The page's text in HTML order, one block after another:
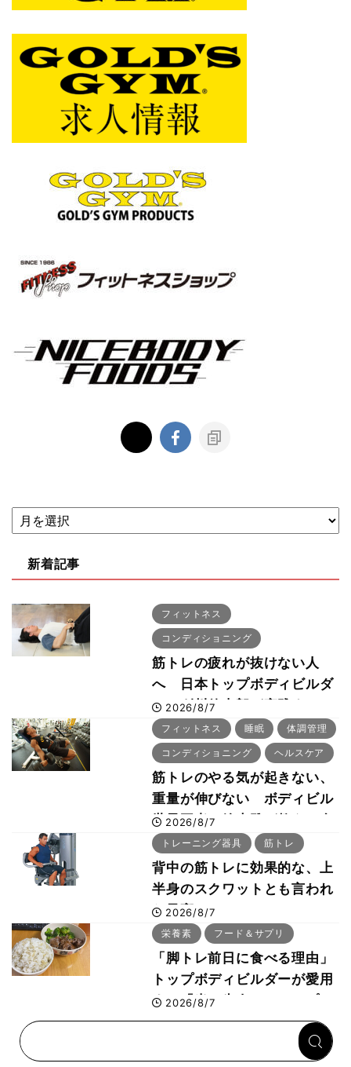
新着記事
フィットネス
コンディショニング
筋トレの疲れが抜けない人
へ 日本トップボディビルダ
ー・刈川啓志郎が実践する
「回復習慣」
2026/8/7
フィットネス 睡眠 体調管理
コンディショニング ヘルスケア
筋トレのやる気が起きない、
重量が伸びない ボディビル
世界王者・鈴木雅が教える食
事・睡眠・呼吸の整え方
2026/8/7
トレーニング器具 筋トレ
背中の筋トレに効果的な、上
半身のスクワットとも言われ
た最高マシン“ノーチラス・
プルオーバーマシン”とは？
2026/8/7
栄養素 フード＆サプリ
「脚トレ前日に食べる理由」
トップボディビルダーが愛用
する「米＋牛肉」のシンプル
回復メシとは？
2026/8/7